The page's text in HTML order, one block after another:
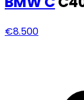
€8.500